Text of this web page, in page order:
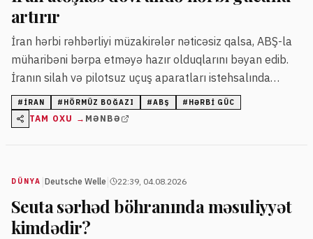
artırır
İran hərbi rəhbərliyi müzakirələr nəticəsiz qalsa, ABŞ-la
müharibəni bərpa etməyə hazır olduqlarını bəyan edib.
İranın silah və pilotsuz uçuş aparatları istehsalında
irəliləyişlər olduğu bildirilib.
# İRAN # HÖRMÜZ BOĞAZI #ABŞ # HƏRBI GÜC
TAM OXU → MƏNBƏ
DÜNYA Deutsche Welle 22:39, 04.08.2026
Seuta sərhəd böhranında məsuliyyət
kimdədir?